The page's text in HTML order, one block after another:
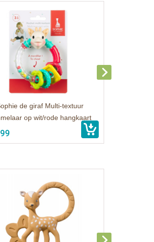
de giraf Multi-textuur
op wit/rode hangkaart